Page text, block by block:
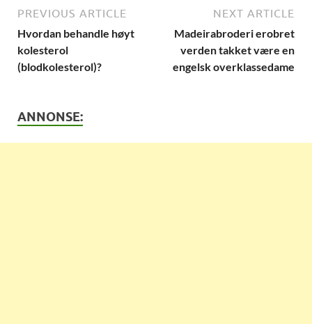
PREVIOUS ARTICLE
Hvordan behandle høyt
kolesterol
(blodkolesterol)?
NEXT ARTICLE
Madeirabroderi erobret
verden takket være en
engelsk overklassedame
ANNONSE: